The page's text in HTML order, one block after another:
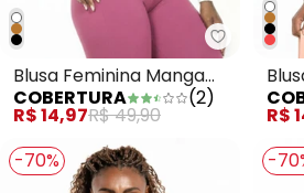
Blusa Feminina Manga
Longa Basica Branco
COBERTURA (2)
R$ 14,97R$ 49,90 R$
-70%
-